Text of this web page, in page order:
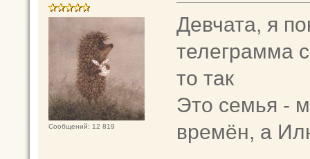
Сообщений: 12 819
Девчата, я
телеграмма
то так
Это семья -
времён, а